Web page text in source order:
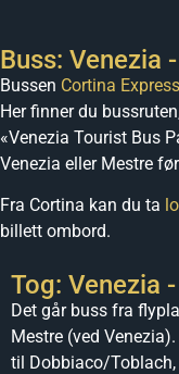
Buss: Venezia
Bussen Cortina Express
Her finner du
«Venezia Tourist Bus
Venezia eller Mestre
Fra Cortina kan du ta
billett ombord.
Tog: Venezia
Det går buss fra
Mestre (ved
til Dobbiaco/Toblach